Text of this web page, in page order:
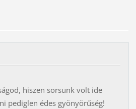
hiszen sorsunk volt ide
pediglen édes gyönyörűség!